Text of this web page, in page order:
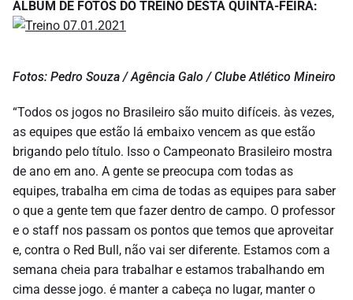
ÁLBUM DE FOTOS DO TREINO DESTA QUINTA-FEIRA:
Fotos: Pedro Souza / Agência Galo / Clube Atlético Mineiro
“Todos os jogos no Brasileiro são muito difíceis. às vezes,
as equipes que estão lá embaixo vencem as que estão
brigando pelo título. Isso o Campeonato Brasileiro mostra
de ano em ano. A gente se preocupa com todas as
equipes, trabalha em cima de todas as equipes para saber
o que a gente tem que fazer dentro de campo. O professor
e o staff nos passam os pontos que temos que aproveitar
e, contra o Red Bull, não vai ser diferente. Estamos com a
semana cheia para trabalhar e estamos trabalhando em
cima desse jogo. é manter a cabeça no lugar, manter o